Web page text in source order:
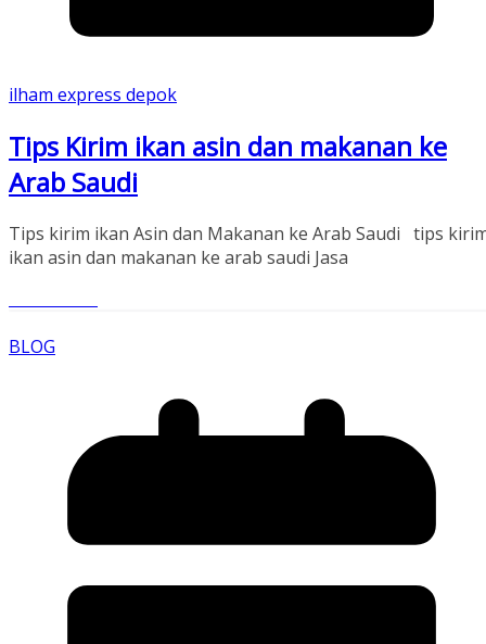
ilham express depok
Tips Kirim ikan asin dan makanan ke
Arab Saudi
Tips kirim ikan Asin dan Makanan ke Arab Saudi tips
ikan asin dan makanan ke arab saudi Jasa
BLOG